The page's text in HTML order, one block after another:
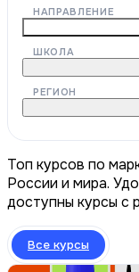
НАПРАВЛЕНИЕ
ШКОЛА
РЕГИОН
Топ курсов по
России и мира.
доступны курсы с
Все курсы